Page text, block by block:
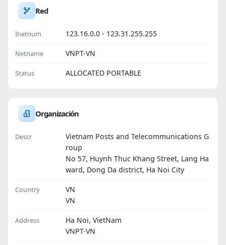
Red
Inetnum 123.16.0.0 - 123.31.255.255
Netname VNPT-VN
Status ALLOCATED PORTABLE
Organización
Descr
Vietnam Posts and Telecommunications G
roup
No 57, Huynh Thuc Khang Street, Lang Ha
ward, Dong Da district, Ha Noi City
Country
VN
VN
Address
Ha Noi, VietNam
VNPT-VN